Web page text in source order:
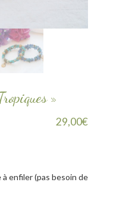
»
29,00€
enfiler (pas besoin de